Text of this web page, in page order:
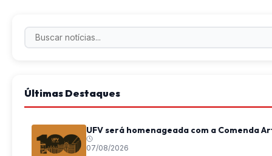
Últimas Destaques
UFV será homenageada com a Comenda
07/08/2026